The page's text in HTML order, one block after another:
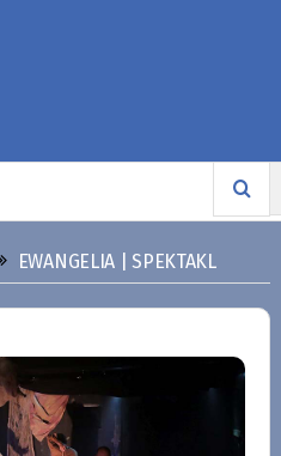
EWANGELIA | SPEKTAKL